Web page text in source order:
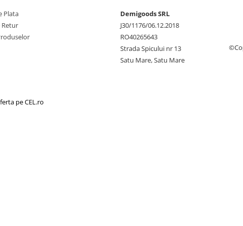
Plata
Retur
Demigoods SRL
J30/1176/06.12.2018
RO40265643
Strada Spicului nr 13
Satu Mare, Satu Mare
pe CEL.ro